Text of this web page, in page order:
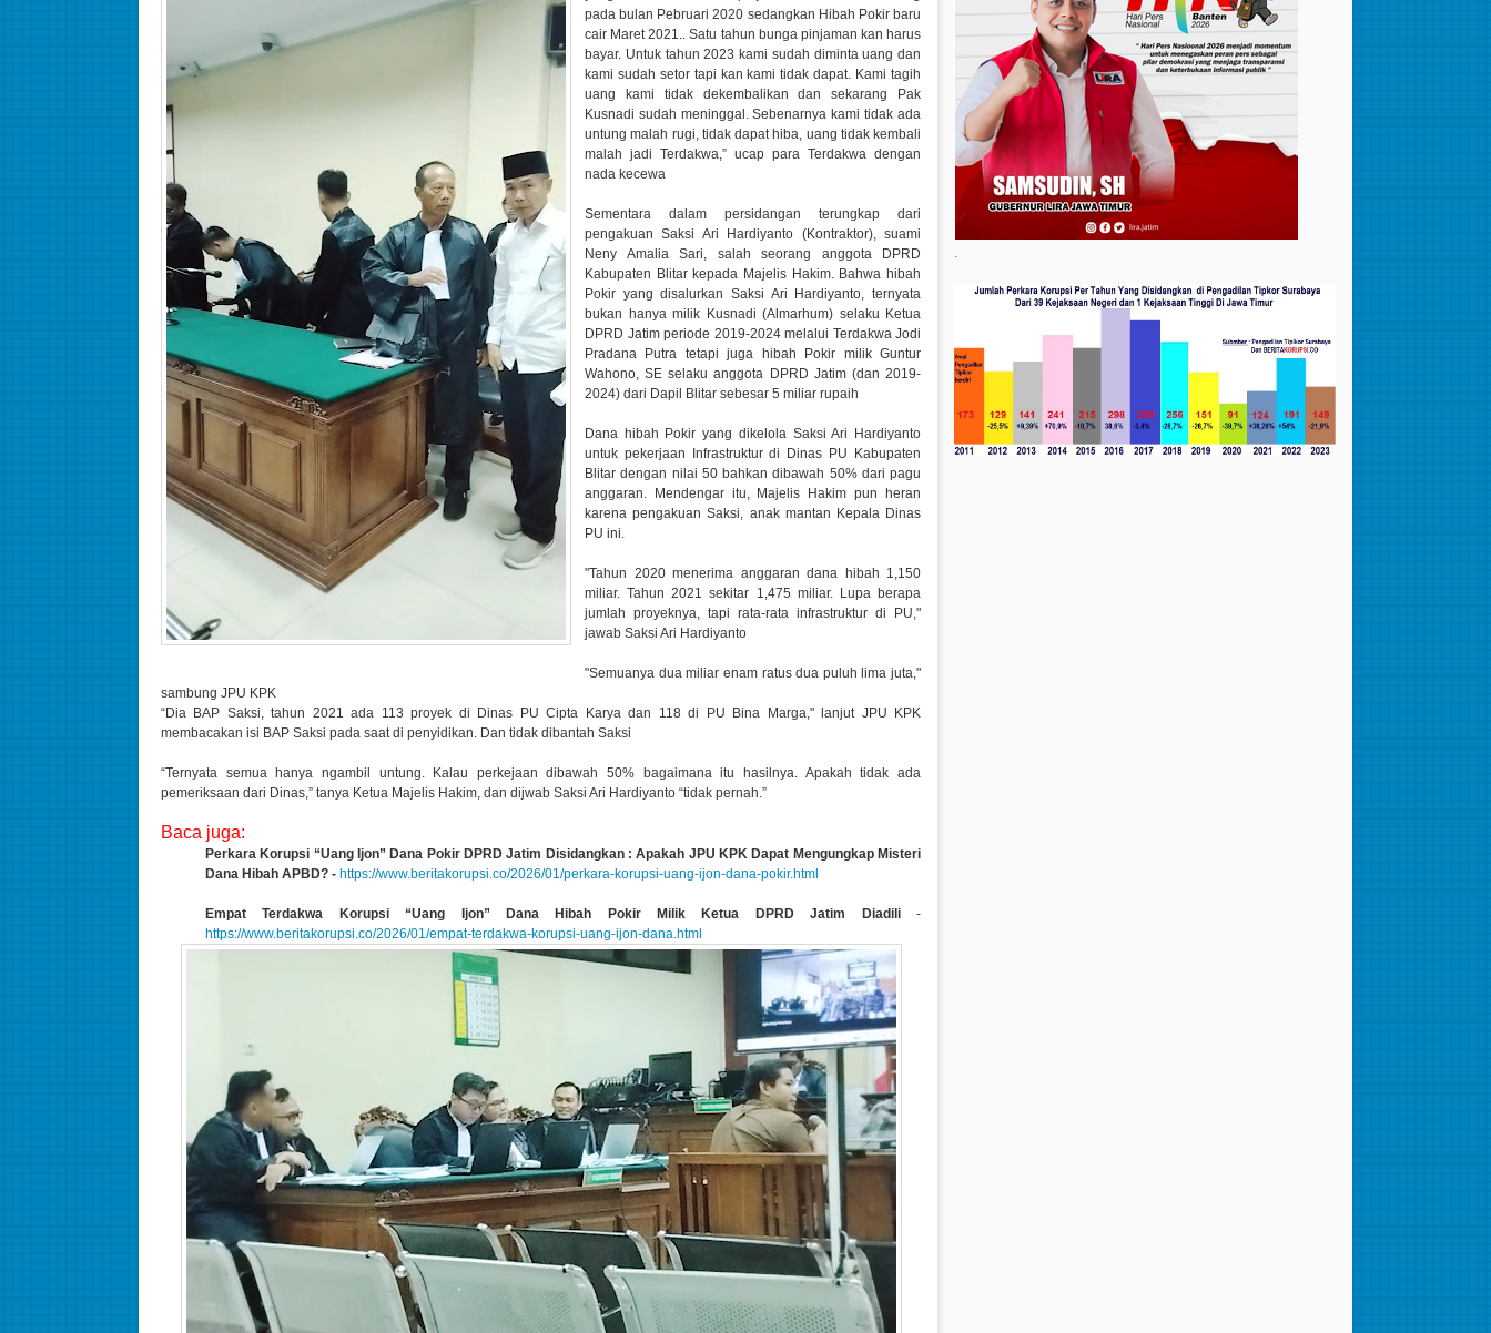
pada bulan Pebruari 2020 sedangkan Hibah Pokir baru
cair Maret 2021.. Satu tahun bunga pinjaman kan harus
bayar. Untuk tahun 2023 kami sudah diminta uang dan
kami sudah setor tapi kan kami tidak dapat. Kami tagih
uang kami tidak dekembalikan dan sekarang Pak
Kusnadi sudah meninggal. Sebenarnya kami tidak ada
untung malah rugi, tidak dapat hiba, uang tidak kembali
malah jadi Terdakwa,” ucap para Terdakwa dengan
nada kecewa
Sementara dalam persidangan terungkap dari
pengakuan Saksi Ari Hardiyanto (Kontraktor), suami
Neny Amalia Sari, salah seorang anggota DPRD
Kabupaten Blitar kepada Majelis Hakim. Bahwa hibah
Pokir yang disalurkan Saksi Ari Hardiyanto, ternyata
bukan hanya milik Kusnadi (Almarhum) selaku Ketua
DPRD Jatim periode 2019-2024 melalui Terdakwa Jodi
Pradana Putra tetapi juga hibah Pokir milik Guntur
Wahono, SE selaku anggota DPRD Jatim (dan 2019-
2024) dari Dapil Blitar sebesar 5 miliar rupaih
Dana hibah Pokir yang dikelola Saksi Ari Hardiyanto
untuk pekerjaan Infrastruktur di Dinas PU Kabupaten
Blitar dengan nilai 50 bahkan dibawah 50% dari pagu
anggaran. Mendengar itu, Majelis Hakim pun heran
karena pengakuan Saksi, anak mantan Kepala Dinas
PU ini.
"Tahun 2020 menerima anggaran dana hibah 1,150
miliar. Tahun 2021 sekitar 1,475 miliar. Lupa berapa
jumlah proyeknya, tapi rata-rata infrastruktur di PU,"
jawab Saksi Ari Hardiyanto
"Semuanya dua miliar enam ratus dua puluh lima juta,"
sambung JPU KPK
“Dia BAP Saksi, tahun 2021 ada 113 proyek di Dinas PU Cipta Karya dan 118 di PU Bina Marga," lanjut JPU KPK
membacakan isi BAP Saksi pada saat di penyidikan. Dan tidak dibantah Saksi
“Ternyata semua hanya ngambil untung. Kalau perkejaan dibawah 50% bagaimana itu hasilnya. Apakah tidak ada
pemeriksaan dari Dinas,” tanya Ketua Majelis Hakim, dan dijwab Saksi Ari Hardiyanto “tidak pernah.”
Baca juga:
Perkara Korupsi “Uang Ijon” Dana Pokir DPRD Jatim Disidangkan : Apakah JPU KPK Dapat Mengungkap Misteri
Dana Hibah APBD? - https://www.beritakorupsi.co/2026/01/perkara-korupsi-uang-ijon-dana-pokir.html
Empat Terdakwa Korupsi “Uang Ijon” Dana Hibah Pokir Milik Ketua DPRD Jatim Diadili-
https://www.beritakorupsi.co/2026/01/empat-terdakwa-korupsi-uang-ijon-dana.html
.